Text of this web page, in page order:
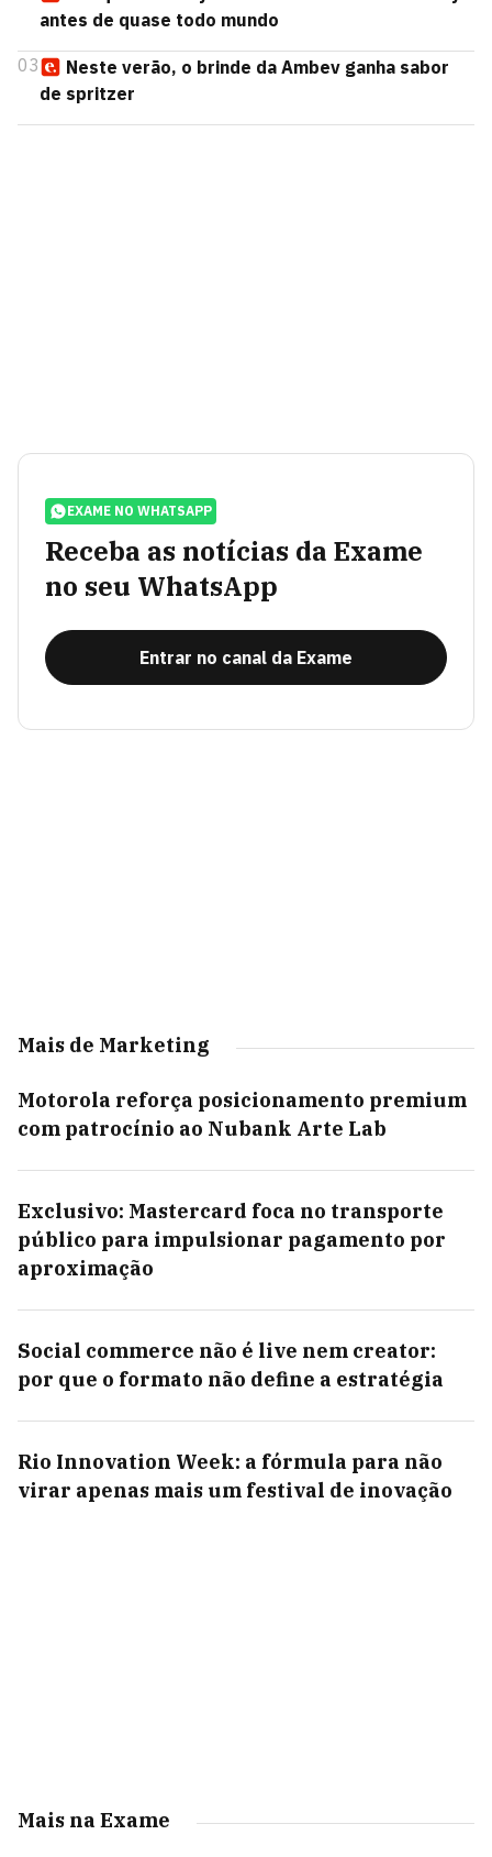
antes de quase todo mundo
03
Neste verão, o brinde da Ambev ganha sabor
de spritzer
EXAME NO WHATSAPP
Receba as notícias da Exame
no seu WhatsApp
Entrar no canal da Exame
Mais de Marketing
Motorola reforça posicionamento premium
com patrocínio ao Nubank Arte Lab
Exclusivo: Mastercard foca no transporte
público para impulsionar pagamento por
aproximação
Social commerce não é live nem creator:
por que o formato não define a estratégia
Rio Innovation Week: a fórmula para não
virar apenas mais um festival de inovação
Mais na Exame